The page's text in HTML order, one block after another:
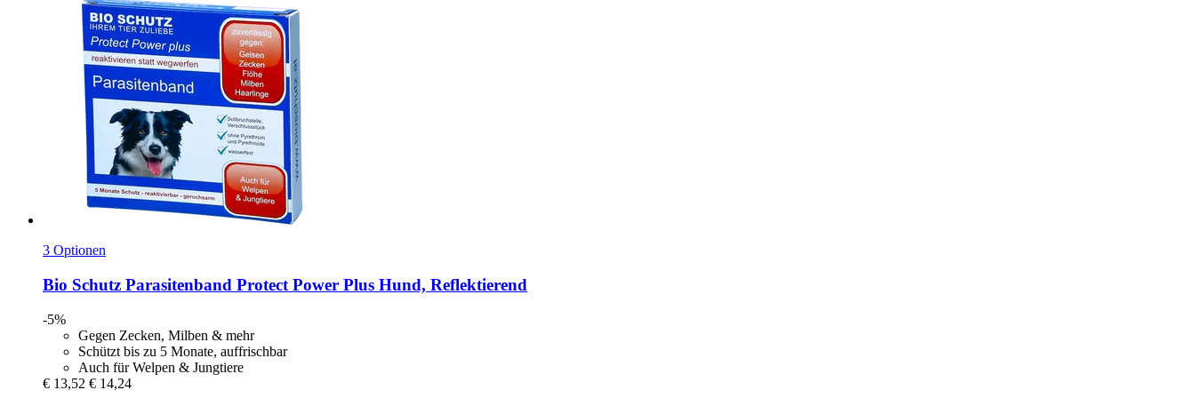
3 Optionen
Bio Schutz Parasitenband Protect Power Plus Hund, Reflektierend
-5%
Gegen Zecken, Milben & mehr
Schützt bis zu 5 Monate, auffrischbar
Auch für Welpen & Jungtiere
€ 13,52 € 14,24